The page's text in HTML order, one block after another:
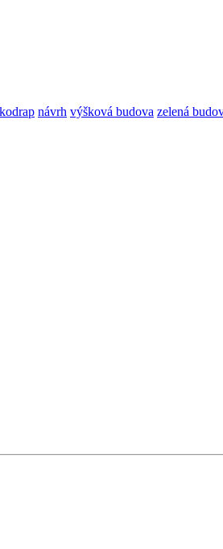
návrh výšková budova zelená